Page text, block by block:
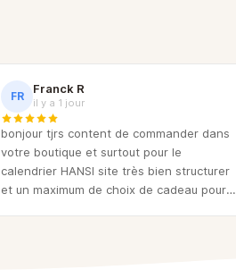
FR Franck R
il y a 1 jour
bonjour tjrs content de commander dans
votre boutique et surtout pour le
calendrier HANSI site très bien structurer
et un maximum de choix de cadeau pour